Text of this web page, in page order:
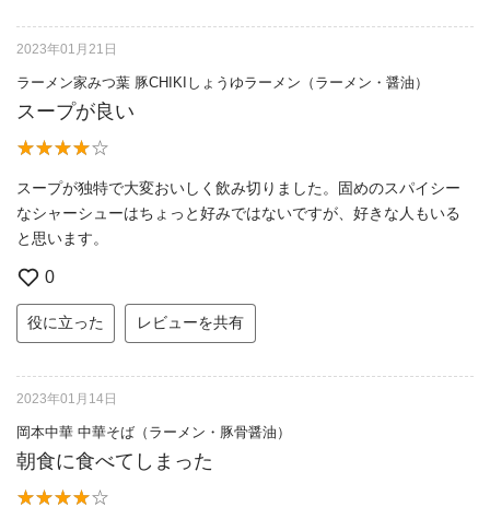
2023年01月21日
ラーメン家みつ葉 豚CHIKIしょうゆラーメン（ラーメン・醤油）
スープが良い
スープが独特で大変おいしく飲み切りました。固めのスパイシー
なシャーシューはちょっと好みではないですが、好きな人もいる
と思います。
0
役に立った レビューを共有
2023年01月14日
岡本中華 中華そば（ラーメン・豚骨醤油）
朝食に食べてしまった